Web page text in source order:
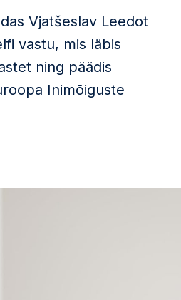
Vjatšeslav Leedot
vastu, mis läbis
ning päädis
Inimõiguste